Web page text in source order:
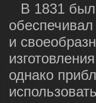
В 1831 был
и
однако